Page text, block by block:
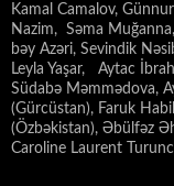
Kamal Camalov,
Nazim, Səma
bəy Azəri, Sevindik
Leyla Yaşar, Aytac
Südabə Məmmədova,
(Gürcüstan), Faruk
(Özbəkistan), Əbülfəz
Caroline Laurent